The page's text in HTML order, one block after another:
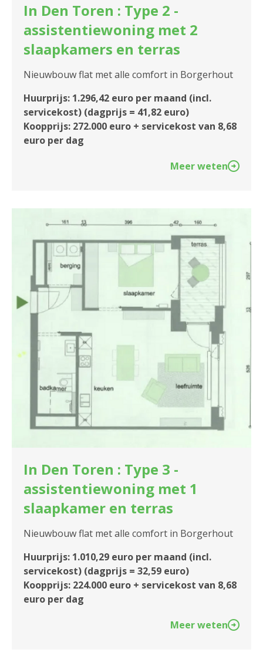
In Den Toren : Type 2 -
assistentiewoning met 2
slaapkamers en terras
Nieuwbouw flat met alle comfort in Borgerhout
Huurprijs: 1.296,42 euro per maand (incl.
servicekost) (dagprijs = 41,82 euro)
Koopprijs: 272.000 euro + servicekost van 8,68
euro per dag
Meer weten
In Den Toren : Type 3 -
assistentiewoning met 1
slaapkamer en terras
Nieuwbouw flat met alle comfort in Borgerhout
Huurprijs: 1.010,29 euro per maand (incl.
servicekost) (dagprijs = 32,59 euro)
Koopprijs: 224.000 euro + servicekost van 8,68
euro per dag
Meer weten